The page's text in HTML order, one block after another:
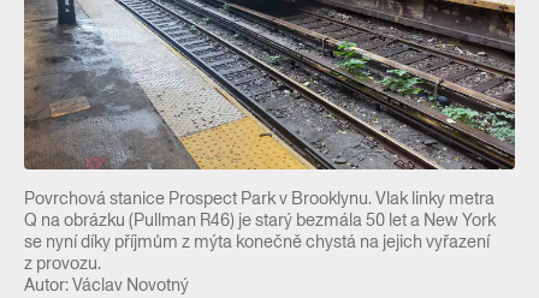
Povrchová stanice Prospect Park v Brooklynu. Vlak linky metra
Q na obrázku (Pullman R46) je starý bezmála 50 let a New York
se nyní díky příjmům z mýta konečně chystá na jejich vyřazení
z provozu.
Autor: Václav Novotný